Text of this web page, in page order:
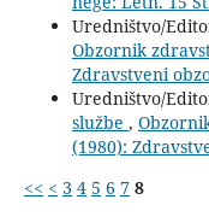
Uredništvo/
Obzornik
Zdravstveni
Uredništvo/
službe ,
(1980):
<< < 3 4 5 6 7 8